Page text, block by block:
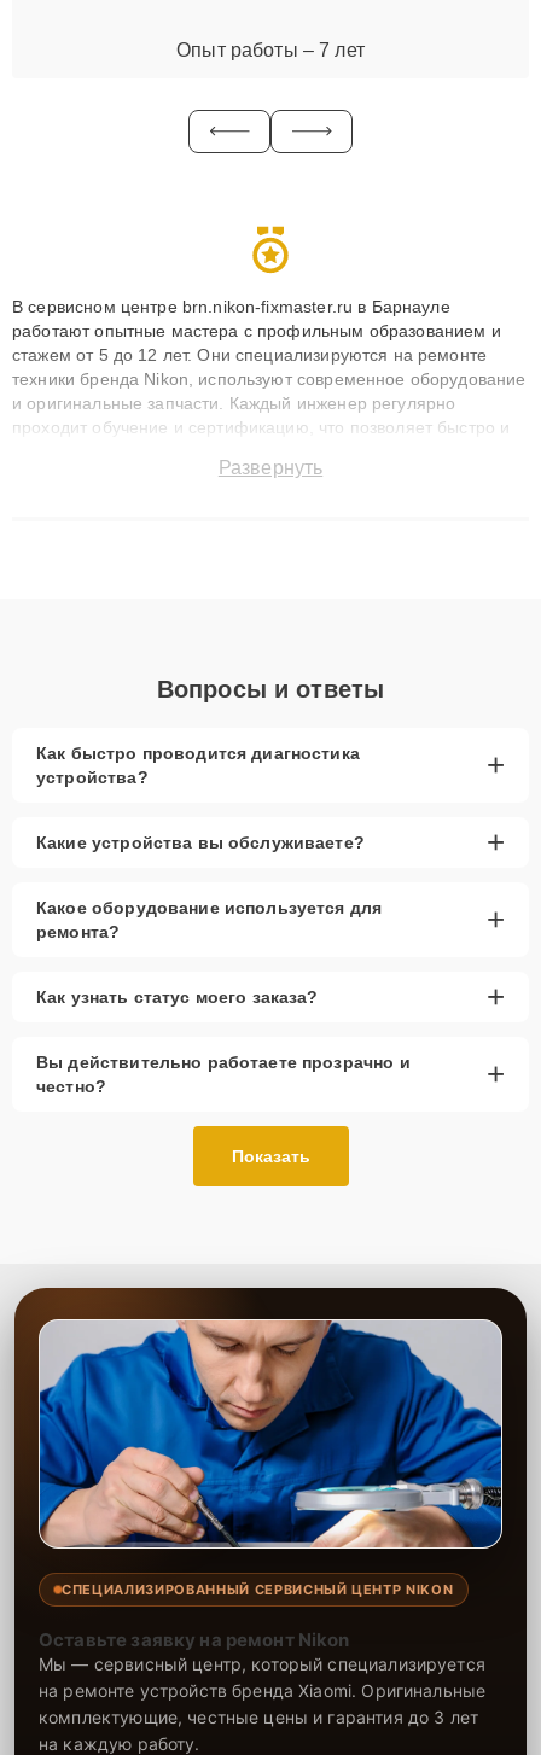
Опыт работы – 7 лет
В сервисном центре brn.nikon-fixmaster.ru в Барнауле
работают опытные мастера с профильным образованием и
стажем от 5 до 12 лет. Они специализируются на ремонте
техники бренда Nikon, используют современное оборудование
и оригинальные запчасти. Каждый инженер регулярно
проходит обучение и сертификацию, что позволяет быстро и
сохранением гарантии до 3 лет. Наши мастера решают
Развернуть
Вопросы и ответы
Как быстро проводится диагностика
устройства?
+
Какие устройства вы обслуживаете? +
Какое оборудование используется для
ремонта?
+
Как узнать статус моего заказа? +
Вы действительно работаете прозрачно и
честно?
+
Показать
СПЕЦИАЛИЗИРОВАННЫЙ СЕРВИСНЫЙ ЦЕНТР NIKON
Оставьте заявку на ремонт Nikon
Мы — сервисный центр, который специализируется
на ремонте устройств бренда Xiaomi. Оригинальные
комплектующие, честные цены и гарантия до 3 лет
на каждую работу.